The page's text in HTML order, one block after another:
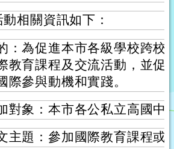
動相關資訊如下：
：為促進本市各級學校跨校
教育課程及交流活動，並促
際參與動機和實踐。
對象：本市各公私立高國中
主題：參加國際教育課程或